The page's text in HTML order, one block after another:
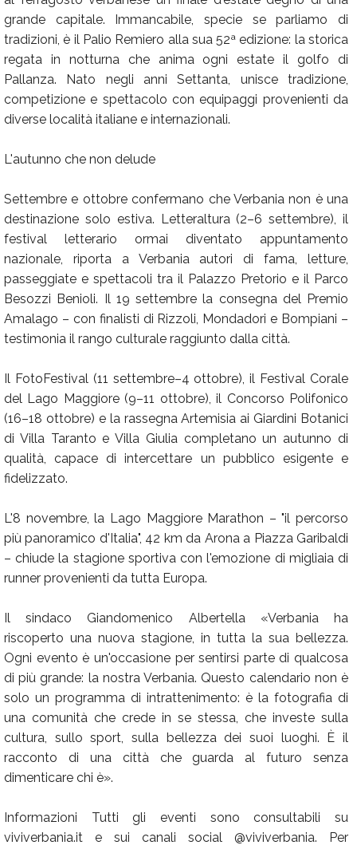
grande capitale. Immancabile, specie se parliamo di
tradizioni, è il Palio Remiero alla sua 52ª edizione: la storica
regata in notturna che anima ogni estate il golfo di
Pallanza. Nato negli anni Settanta, unisce tradizione,
competizione e spettacolo con equipaggi provenienti da
diverse località italiane e internazionali.
L'autunno che non delude
Settembre e ottobre confermano che Verbania non è una
destinazione solo estiva. Letteraltura (2–6 settembre), il
festival letterario ormai diventato appuntamento
nazionale, riporta a Verbania autori di fama, letture,
passeggiate e spettacoli tra il Palazzo Pretorio e il Parco
Besozzi Benioli. Il 19 settembre la consegna del Premio
Amalago – con finalisti di Rizzoli, Mondadori e Bompiani –
testimonia il rango culturale raggiunto dalla città.
Il FotoFestival (11 settembre–4 ottobre), il Festival Corale
del Lago Maggiore (9–11 ottobre), il Concorso Polifonico
(16–18 ottobre) e la rassegna Artemisia ai Giardini Botanici
di Villa Taranto e Villa Giulia completano un autunno di
qualità, capace di intercettare un pubblico esigente e
fidelizzato.
L'8 novembre, la Lago Maggiore Marathon – "il percorso
più panoramico d'Italia", 42 km da Arona a Piazza Garibaldi
– chiude la stagione sportiva con l'emozione di migliaia di
runner provenienti da tutta Europa.
Il sindaco Giandomenico Albertella «Verbania ha
riscoperto una nuova stagione, in tutta la sua bellezza.
Ogni evento è un'occasione per sentirsi parte di qualcosa
di più grande: la nostra Verbania. Questo calendario non è
solo un programma di intrattenimento: è la fotografia di
una comunità che crede in se stessa, che investe sulla
cultura, sullo sport, sulla bellezza dei suoi luoghi. È il
racconto di una città che guarda al futuro senza
dimenticare chi è».
Informazioni Tutti gli eventi sono consultabili su
viviverbania.it e sui canali social @viviverbania. Per